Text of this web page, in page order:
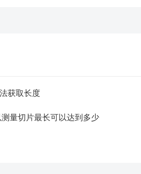
获取长度
量切片最长可以达到多少